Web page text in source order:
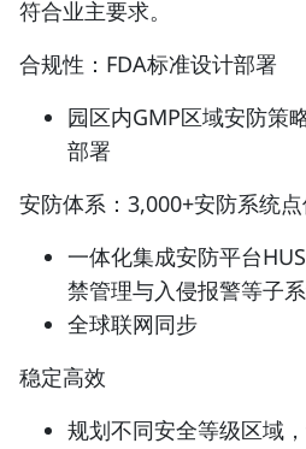
符合业主要求。
合规性：FDA标准设计部署
园区内GMP区域安防策
部署
安防体系：3,000+安防系统
一体化集成安防平台
禁管理与入侵报警等子
全球联网同步
稳定高效
规划不同安全等级区域